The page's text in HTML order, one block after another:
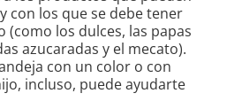
con los que se debe tener
(como los dulces, las papas
azucaradas y el mecato).
con un color o con
incluso, puede ayudarte